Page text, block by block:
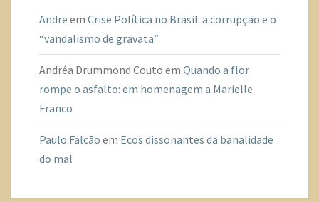
Andre em Crise Política no Brasil: a corrupção e o
“vandalismo de gravata”
Andréa Drummond Couto em Quando a flor
rompe o asfalto: em homenagem a Marielle
Franco
Paulo Falcão em Ecos dissonantes da banalidade
do mal